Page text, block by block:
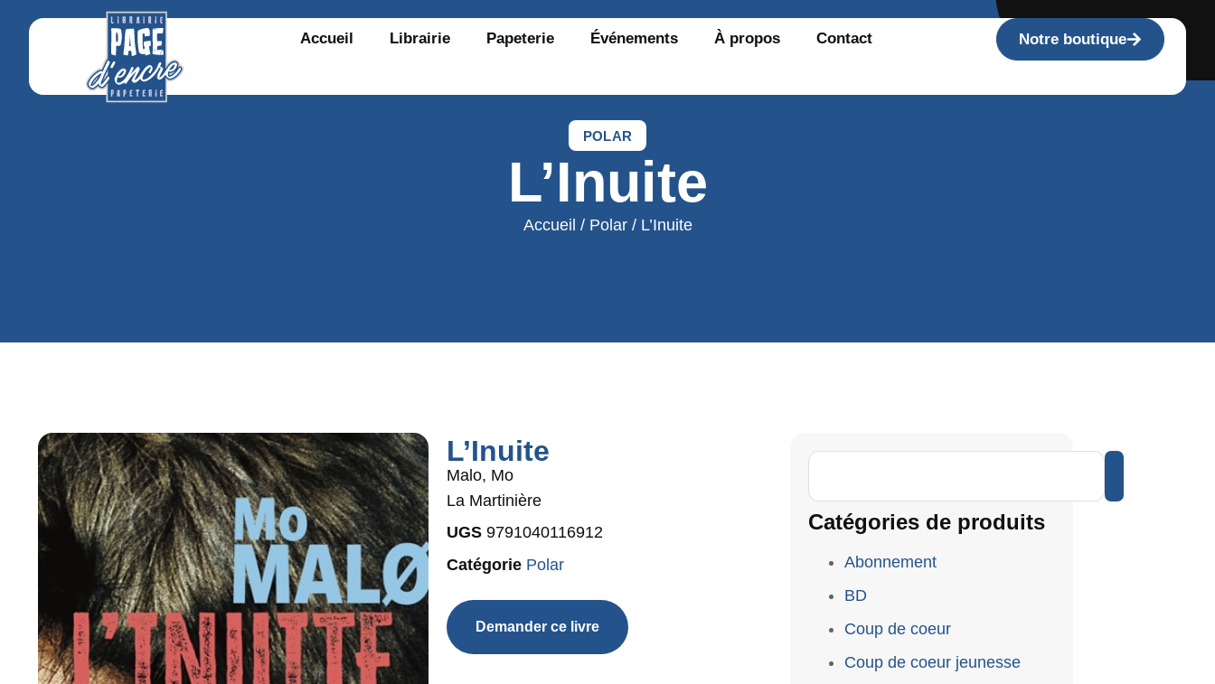
Accueil Librairie Papeterie Événements À propos Contact Notre boutique
POLAR
L’Inuite
Accueil / Polar/ L’Inuite
L’Inuite
Malo, Mo
La Martinière
UGS 9791040116912
Catégorie Polar
Demander ce livre
Catégories de produits
Abonnement
BD
Coup de coeur
Coup de coeur jeunesse